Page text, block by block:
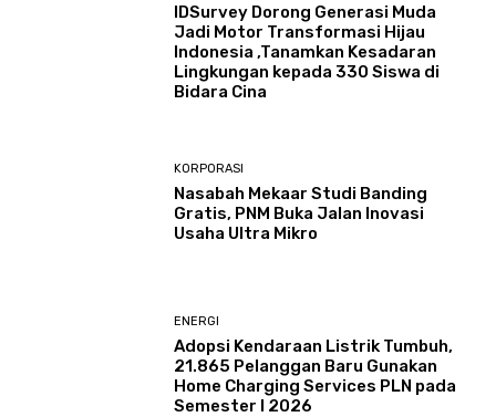
IDSurvey Dorong Generasi Muda
Jadi Motor Transformasi Hijau
Indonesia ,Tanamkan Kesadaran
Lingkungan kepada 330 Siswa di
Bidara Cina
KORPORASI
Nasabah Mekaar Studi Banding
Gratis, PNM Buka Jalan Inovasi
Usaha Ultra Mikro
ENERGI
Adopsi Kendaraan Listrik Tumbuh,
21.865 Pelanggan Baru Gunakan
Home Charging Services PLN pada
Semester I 2026